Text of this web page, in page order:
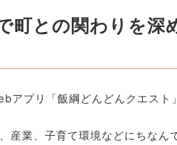
との関わりを深
アプリ「飯綱どんどんクエスト
産業、子育て環境などにちな